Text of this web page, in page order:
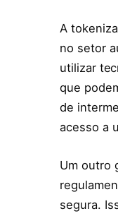
A
no setor
utilizar
que
de
acesso a
Um outro
segura.